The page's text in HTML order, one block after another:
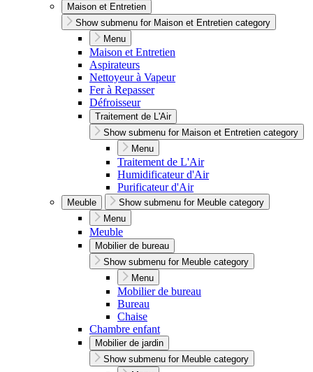
Maison et Entretien
Show submenu for Maison et Entretien category
Menu
Maison et Entretien
Aspirateurs
Nettoyeur à Vapeur
Fer à Repasser
Défroisseur
Traitement de L'Air
Show submenu for Maison et Entretien category
Menu
Traitement de L'Air
Humidificateur d'Air
Purificateur d'Air
Meuble
Show submenu for Meuble category
Menu
Meuble
Mobilier de bureau
Show submenu for Meuble category
Menu
Mobilier de bureau
Bureau
Chaise
Chambre enfant
Mobilier de jardin
Show submenu for Meuble category